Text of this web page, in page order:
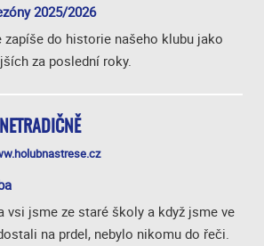
2025/2026
zapíše do historie našeho klubu jako
za poslední roky.
vsi jsme ze staré školy a když jsme ve
na prdel, nebylo nikomu do řeči.